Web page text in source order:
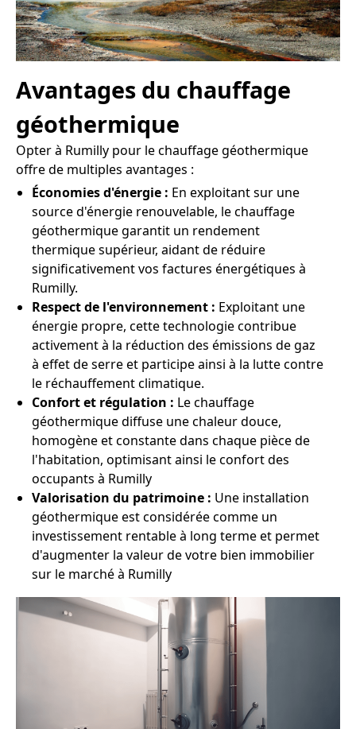
Avantages du chauffage
géothermique
Opter à Rumilly pour le chauffage géothermique
offre de multiples avantages :
Économies d'énergie : En exploitant sur une
source d'énergie renouvelable, le chauffage
géothermique garantit un rendement
thermique supérieur, aidant de réduire
significativement vos factures énergétiques à
Rumilly.
Respect de l'environnement : Exploitant une
énergie propre, cette technologie contribue
activement à la réduction des émissions de gaz
à effet de serre et participe ainsi à la lutte contre
le réchauffement climatique.
Confort et régulation : Le chauffage
géothermique diffuse une chaleur douce,
homogène et constante dans chaque pièce de
l'habitation, optimisant ainsi le confort des
occupants à Rumilly
Valorisation du patrimoine : Une installation
géothermique est considérée comme un
investissement rentable à long terme et permet
d'augmenter la valeur de votre bien immobilier
sur le marché à Rumilly